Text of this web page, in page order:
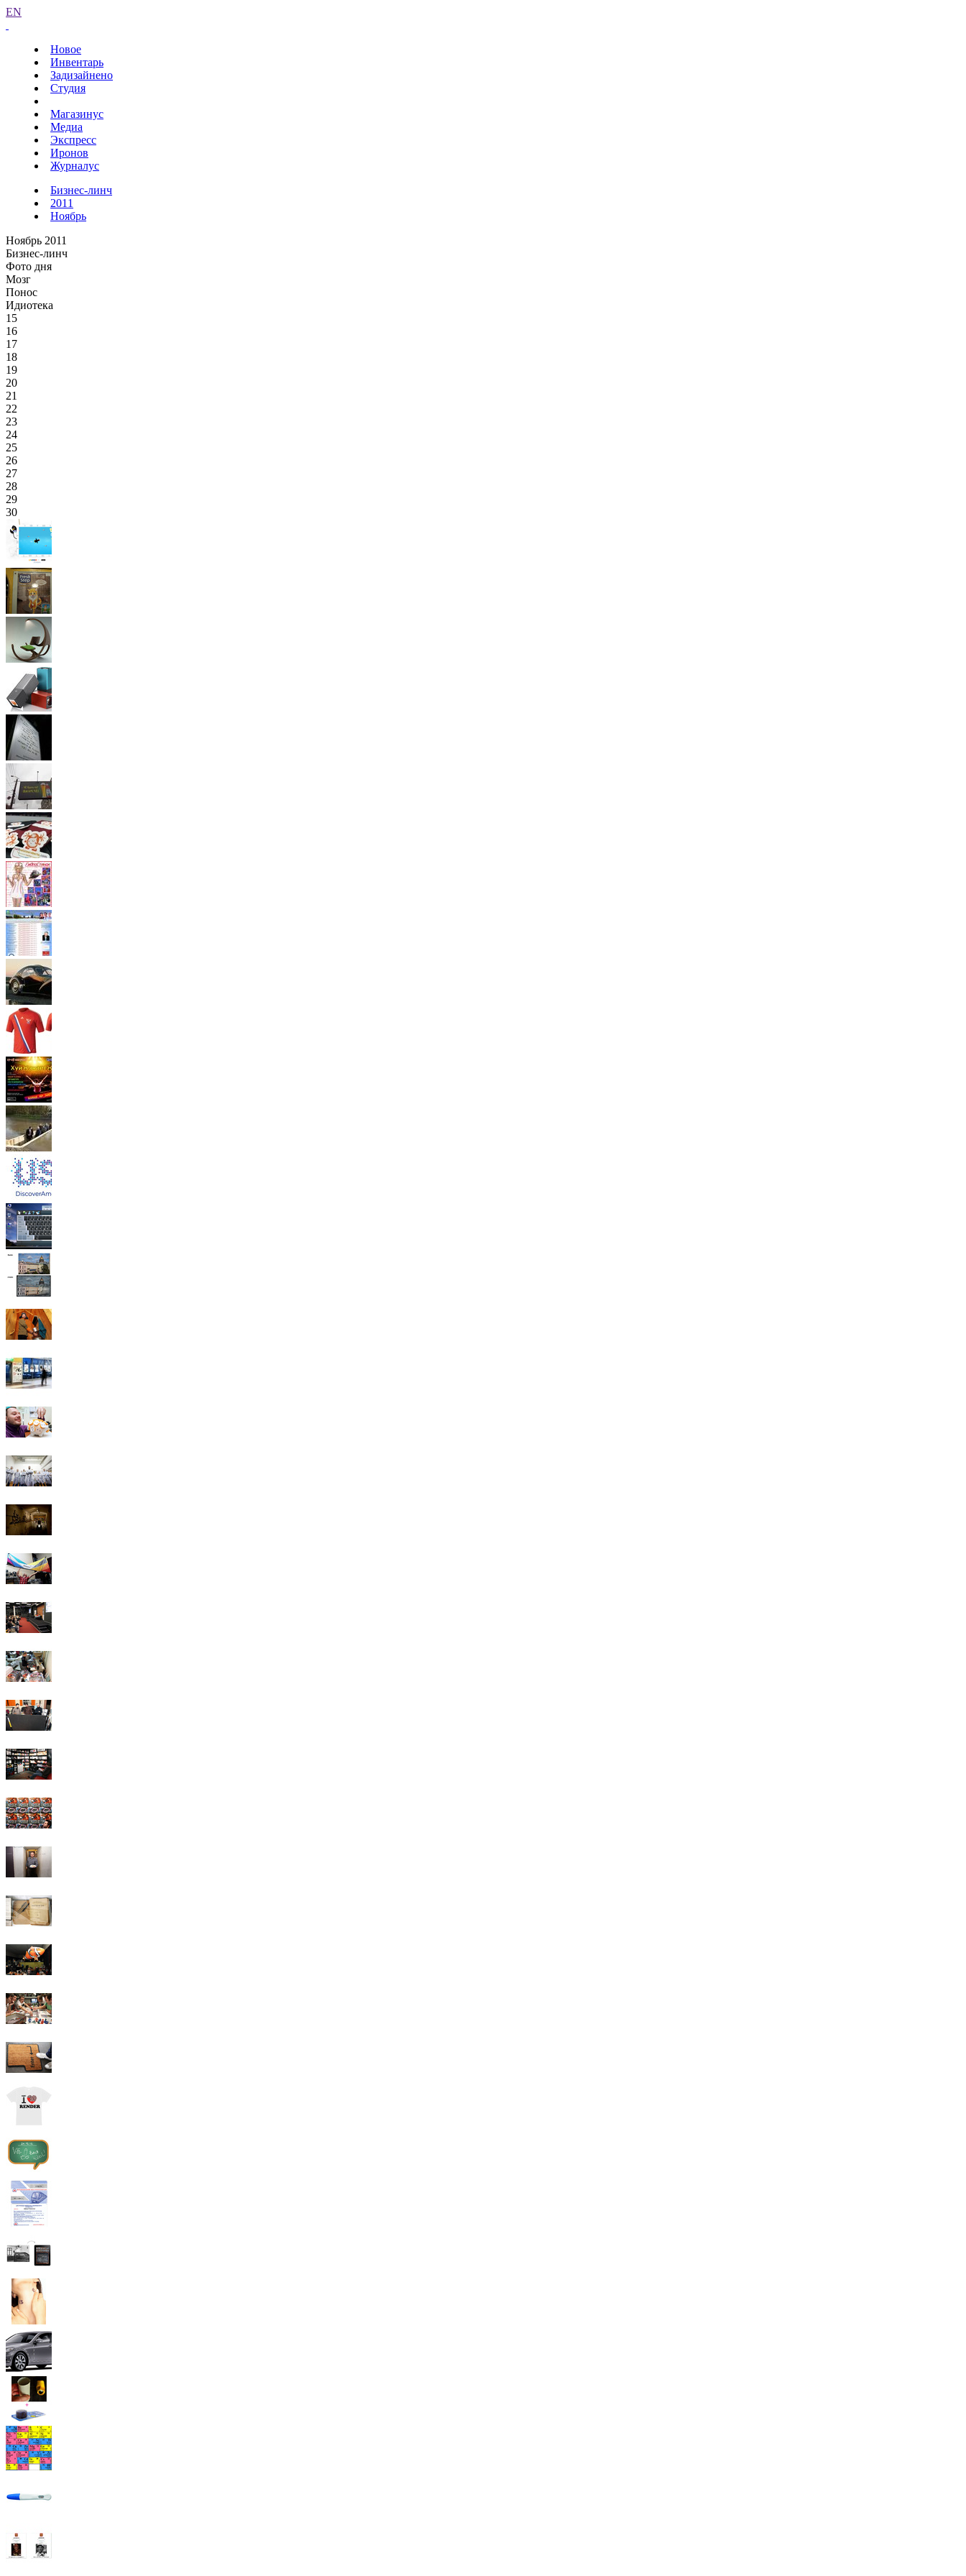
EN
Новое
Инвентарь
Задизайнено
Студия
Магазинус
Медиа
Экспресс
Иронов
Журналус
Бизнес-линч
2011
Ноябрь
Ноябрь 2011
Бизнес-линч
Фото дня
Мозг
Понос
Идиотека
15
16
17
18
19
20
21
22
23
24
25
26
27
28
29
30